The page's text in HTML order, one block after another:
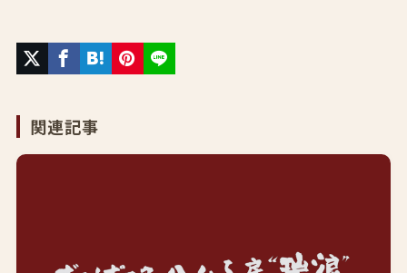
関連記事